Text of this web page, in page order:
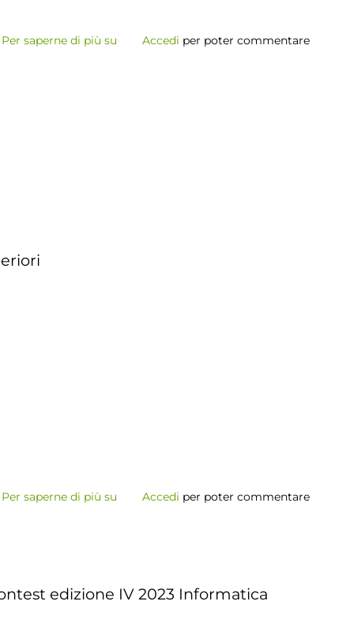
Per saperne di più su OpenAccedi per poter commentare
Per saperne di più su Summer
Accedi per poter commentare
edizione IV 2023 Informatica